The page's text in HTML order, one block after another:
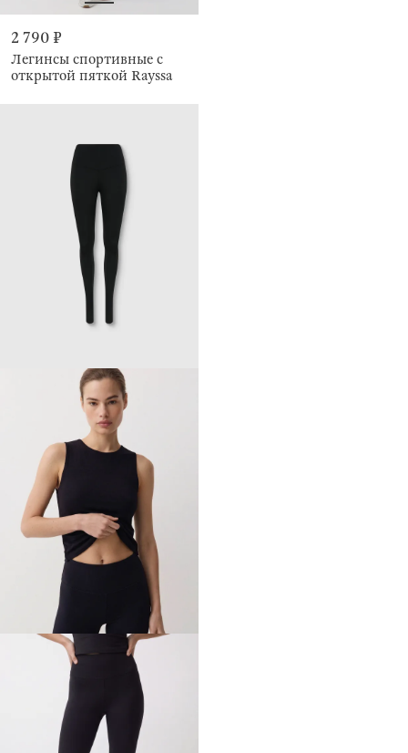
2 790 ₽
Легинсы спортивные с
открытой пяткой Rayssa